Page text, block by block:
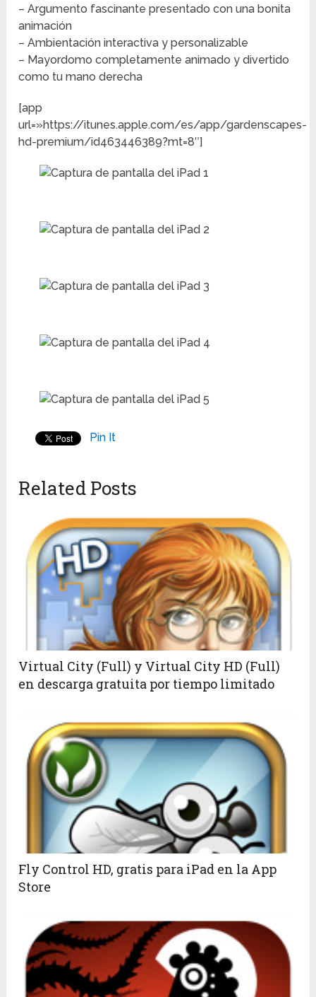
– Argumento fascinante presentado con una bonita
animación
– Ambientación interactiva y personalizable
– Mayordomo completamente animado y divertido
como tu mano derecha
[app
url=»https://itunes.apple.com/es/app/gardenscapes-
hd-premium/id463446389?mt=8″]
Pin It
Related Posts
Virtual City (Full) y Virtual City HD (Full)
en descarga gratuita por tiempo limitado
Fly Control HD, gratis para iPad en la App
Store